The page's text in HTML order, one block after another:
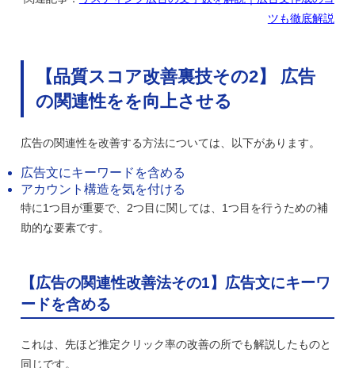
ツも徹底解説
【品質スコア改善裏技その2】 広告
の関連性をを向上させる
広告の関連性を改善する方法については、以下があります。
広告文にキーワードを含める
アカウント構造を気を付ける
特に1つ目が重要で、2つ目に関しては、1つ目を行うための補
助的な要素です。
【広告の関連性改善法その1】広告文にキーワ
ードを含める
これは、先ほど推定クリック率の改善の所でも解説したものと
同じです。